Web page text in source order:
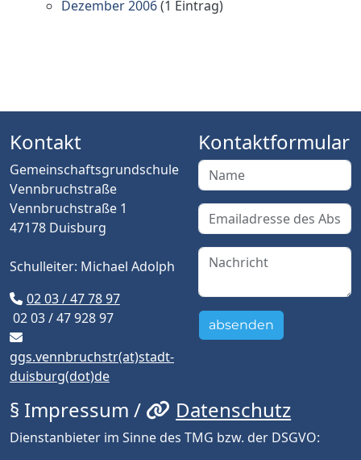
Dezember 2006(1 Eintrag)
Kontakt
Gemeinschaftsgrundschule
Vennbruchstraße
Vennbruchstraße 1
47178 Duisburg
Schulleiter: Michael Adolph
02 03 / 47 78 97
02 03 / 47 928 97
ggs.vennbruchstr(at)stadt-
duisburg(dot)de
Kontaktformular
absenden
§ Impressum / Datenschutz
Dienstanbieter im Sinne des TMG bzw. der DSGVO: